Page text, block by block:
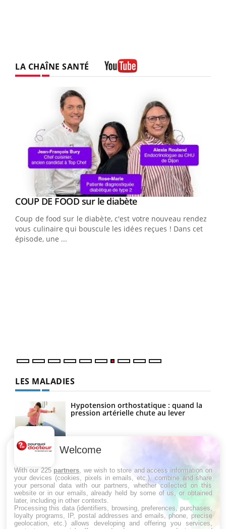
LA CHAÎNE SANTÉ
Youtube
COUP DE FOOD sur le diabèteYoutube
Coup de food sur le diabète, c'est votre nouveau rendez-
vous culinaire qui bouscule les idées reçues ! Dans cet
épisode, une ...
LES MALADIES
Hypotension orthostatique : quand la
pression artérielle chute au lever
Drépanocytose : une déformation des
Maladie de Charcot (Sclérose latérale
amyotrophique)
Welcome
With our 225 partners , we wish to store and access information on
your devices (cookies, pixels in emails, etc.), combine and share
your personal data with our partners, whether collected on this
website or in our emails, already held by some of us, or obtained
later, including in other contexts.
Processing this data (identifiers, browsing, preferences, purchases,
loyalty programs, IP, postal addresses and emails, phone, precise
geolocation, etc.) allows developing and offering you services,